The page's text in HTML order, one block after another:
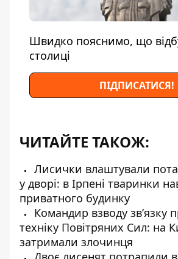
Швидко пояснимо, що
столиці
ПІДПИСАТИСЯ!
ЧИТАЙТЕ ТАКОЖ:
Лисички влаштували
у дворі: в Ірпені тваринки
приватного будинку
Командир взводу зв’язку
техніку Повітряних Сил: на
затримали злочинця